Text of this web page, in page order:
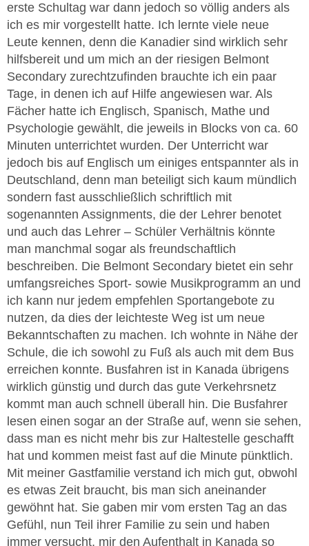
erste Schultag war dann jedoch so völlig anders als
ich es mir vorgestellt hatte. Ich lernte viele neue
Leute kennen, denn die Kanadier sind wirklich sehr
hilfsbereit und um mich an der riesigen Belmont
Secondary zurechtzufinden brauchte ich ein paar
Tage, in denen ich auf Hilfe angewiesen war. Als
Fächer hatte ich Englisch, Spanisch, Mathe und
Psychologie gewählt, die jeweils in Blocks von ca. 60
Minuten unterrichtet wurden. Der Unterricht war
jedoch bis auf Englisch um einiges entspannter als in
Deutschland, denn man beteiligt sich kaum mündlich
sondern fast ausschließlich schriftlich mit
sogenannten Assignments, die der Lehrer benotet
und auch das Lehrer – Schüler Verhältnis könnte
man manchmal sogar als freundschaftlich
beschreiben. Die Belmont Secondary bietet ein sehr
umfangsreiches Sport- sowie Musikprogramm an und
ich kann nur jedem empfehlen Sportangebote zu
nutzen, da dies der leichteste Weg ist um neue
Bekanntschaften zu machen. Ich wohnte in Nähe der
Schule, die ich sowohl zu Fuß als auch mit dem Bus
erreichen konnte. Busfahren ist in Kanada übrigens
wirklich günstig und durch das gute Verkehrsnetz
kommt man auch schnell überall hin. Die Busfahrer
lesen einen sogar an der Straße auf, wenn sie sehen,
dass man es nicht mehr bis zur Haltestelle geschafft
hat und kommen meist fast auf die Minute pünktlich.
Mit meiner Gastfamilie verstand ich mich gut, obwohl
es etwas Zeit braucht, bis man sich aneinander
gewöhnt hat. Sie gaben mir vom ersten Tag an das
Gefühl, nun Teil ihrer Familie zu sein und haben
immer versucht, mir den Aufenthalt in Kanada so